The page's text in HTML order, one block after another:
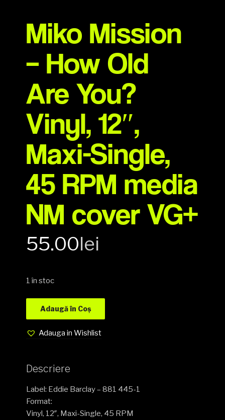
Miko Mission
– How Old
Are You?
Vinyl, 12″,
Maxi-Single,
45 RPM media
NM cover VG+
55.00lei
1 în stoc
Adaugă în Coș
Adauga in Wishlist
Descriere
Label: Eddie Barclay – 881 445-1
Format:
Vinyl, 12″, Maxi-Single, 45 RPM